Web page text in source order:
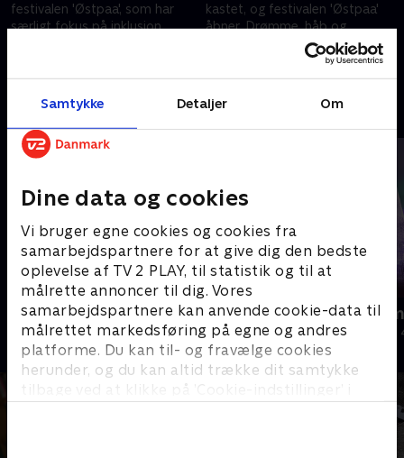
Samtykke Detaljer Om
Dine data og cookies
Vi bruger egne cookies og cookies fra
samarbejdspartnere for at give dig den bedste
oplevelse af TV 2 PLAY, til statistik og til at
målrette annoncer til dig. Vores
samarbejdspartnere kan anvende cookie-data til
målrettet markedsføring på egne og andres
platforme. Du kan til- og fravælge cookies
herunder, og du kan altid trække dit samtykke
tilbage ved at klikke på ’Cookie-indstillinger’ i
festivalen 'Østpaa', som har
særligt fokus på inklusion.
kastet, og festivalen 'Østpaa'
åbner. Drømme, håb og
visioner skal nu stå deres
Andre så også
Jul på slottet - Warwick
2020 • Livsstil • 46 min
Julelys for
2022 • Livsstil •